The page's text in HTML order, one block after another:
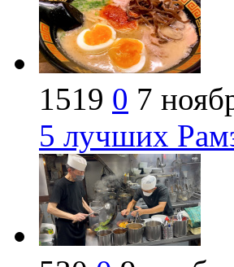
1519 0 7
5 лучших